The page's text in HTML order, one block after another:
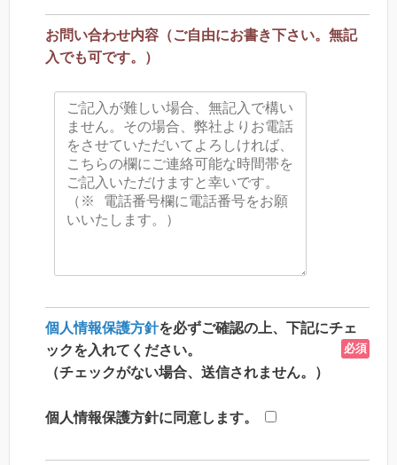
お問い合わせ内容（ご自由にお書き下さい。無記
入でも可です。）
個人情報保護方針を必ずご確認の上、下記にチェ
ックを入れてください。
必須
（チェックがない場合、送信されません。）
個人情報保護方針に同意します。